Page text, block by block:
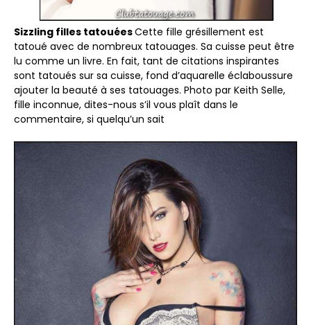
Sizzling filles tatouéesCette fille grésillement est
tatoué avec de nombreux tatouages. Sa cuisse peut être
lu comme un livre. En fait, tant de citations inspirantes
sont tatoués sur sa cuisse, fond d’aquarelle éclaboussure
ajouter la beauté à ses tatouages. Photo par Keith Selle,
fille inconnue, dites-nous s’il vous plaît dans le
commentaire, si quelqu’un sait